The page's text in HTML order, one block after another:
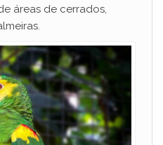
áreas de cerrados,